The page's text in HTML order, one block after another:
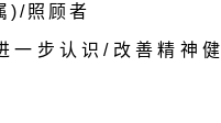
)/照顾者
一步认识/改善精神